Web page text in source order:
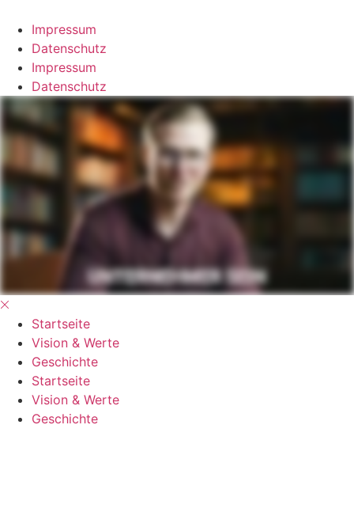
Impressum
Datenschutz
Impressum
Datenschutz
Startseite
Vision & Werte
Geschichte
Startseite
Vision & Werte
Geschichte